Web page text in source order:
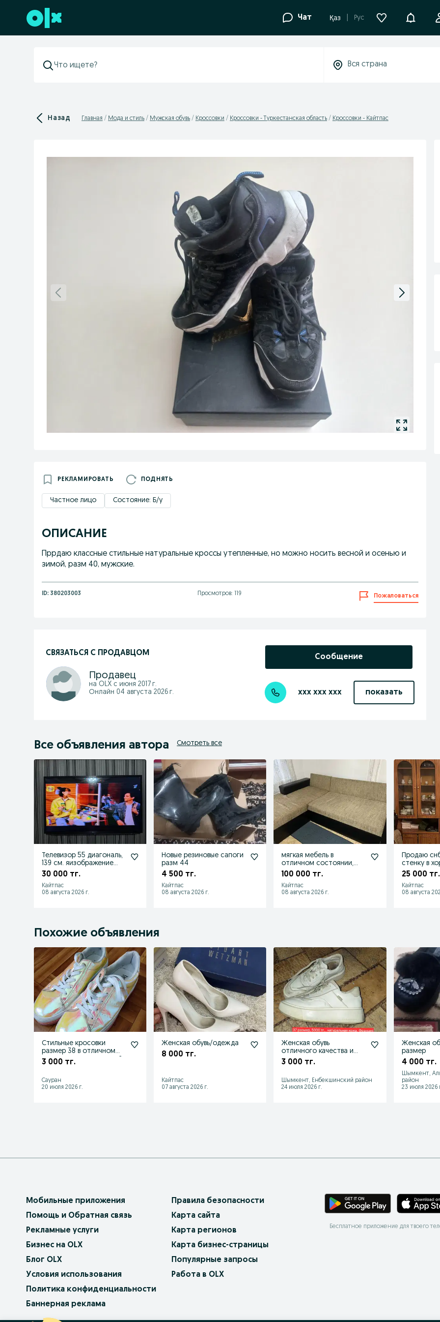
Перейти к нижнему колонтитулу Чат Қаз Рус
Назад Главная Мода и стиль Мужская обувь Кроссовки Кроссовки - Туркестанская область Кроссовки - Кайтпас
РЕКЛАМИРОВАТЬ ПОДНЯТЬ
Частное лицо Состояние: Б/у
ОПИСАНИЕ
Пррдаю классные стильные натуральные кроссы утепленные, но можно носить весной и осенью и
зимой, разм 40, мужские.
ID: 380203003 Просмотров: 119 Пожаловаться
СВЯЗАТЬСЯ С ПРОДАВЦОМ
Продавец
на OLX с июня 2017 г.
Онлайн 04 августа 2026 г.
Сообщение
xxx xxx xxx показать
Все объявления автора Смотреть все
Телевизор 55 диагональ,
139 см. яизображение
идеальное,.
30 000 тг.
Кайтпас
08 августа 2026 г.
Новые резиновые сапоги
разм 44
4 500 тг.
Кайтпас
08 августа 2026 г.
мягкая мебель в
отличном состоянии,
подлокотники кожаные,
100 000 тг.
Кайтпас
08 августа 2026 г.
Продаю
стенку в
состоянии,
25 000 тг.
Кайтпас
08 августа
Похожие объявления
Стильные кросовки
размер 38 в отличном
состоянии натуральной
3 000 тг.
Сауран
20 июля 2026 г.
Женская обувь/одежда
8 000 тг.
Кайтпас
07 августа 2026 г.
Женская обувь
отличного качества и
состояния
3 000 тг.
Шымкент, Енбекшинский район
24 июля 2026 г.
Женская
размер
4 000 тг.
Шымкент,
район
23 июля 2026
Мобильные приложения
Помощь и Обратная связь
Рекламные услуги
Бизнес на OLX
Блог OLX
Условия использования
Политика конфиденциальности
Баннерная реклама
Правила безопасности
Карта сайта
Карта регионов
Карта бизнес-страницы
Популярные запросы
Работа в OLX
Бесплатное приложение для твоего